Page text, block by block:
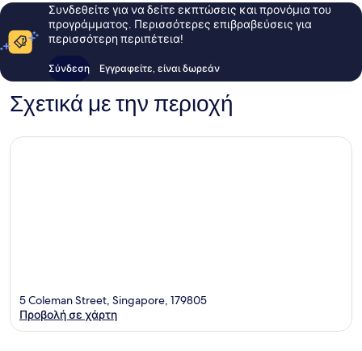
Συνδεθείτε για να δείτε εκπτώσεις και προνόμια του
προγράμματος. Περισσότερες επιβραβεύσεις για
περισσότερη περιπέτεια!
Σύνδεση Εγγραφείτε, είναι δωρεάν
Σχετικά με την περιοχή
5 Coleman Street, Singapore, 179805
Προβολή σε χάρτη